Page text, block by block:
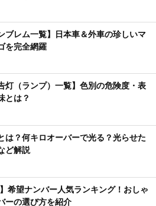
ブレム一覧】日本車＆外車の珍しいマ
を完全網羅
灯（ランプ）一覧】色別の危険度・表
とは？
は？何キロオーバーで光る？光らせた
ど解説
】希望ナンバー人気ランキング！おしゃ
ーの選び方を紹介